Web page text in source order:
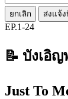
ยกเลิก ส่งแจ้
EP.1-24
📝 บังเอิ
Just To